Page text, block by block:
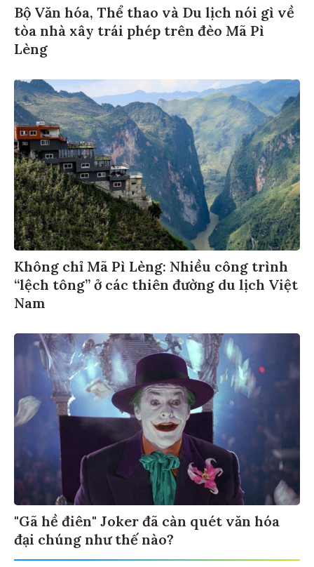
Bộ Văn hóa, Thể thao và Du lịch nói gì về
tòa nhà xây trái phép trên đèo Mã Pì
Lèng
Không chỉ Mã Pì Lèng: Nhiều công trình
“lệch tông” ở các thiên đường du lịch Việt
Nam
"Gã hề điên" Joker đã càn quét văn hóa
đại chúng như thế nào?